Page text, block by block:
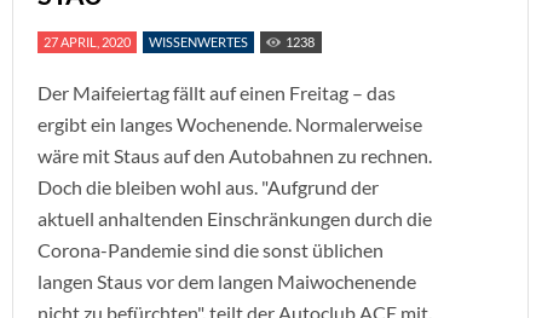
27 APRIL, 2020 WISSENWERTES 1238
Der Maifeiertag fällt auf einen Freitag – das
ergibt ein langes Wochenende. Normalerweise
wäre mit Staus auf den Autobahnen zu rechnen.
Doch die bleiben wohl aus. "Aufgrund der
aktuell anhaltenden Einschränkungen durch die
Corona-Pandemie sind die sonst üblichen
langen Staus vor dem langen Maiwochenende
nicht zu befürchten", teilt der Autoclub ACE mit.